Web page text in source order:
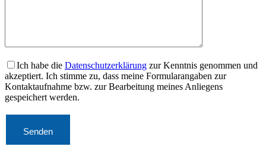
Ich habe die Datenschutzerklärung zur Kenntnis genommen und
akzeptiert. Ich stimme zu, dass meine Formularangaben zur
Kontaktaufnahme bzw. zur Bearbeitung meines Anliegens
gespeichert werden.